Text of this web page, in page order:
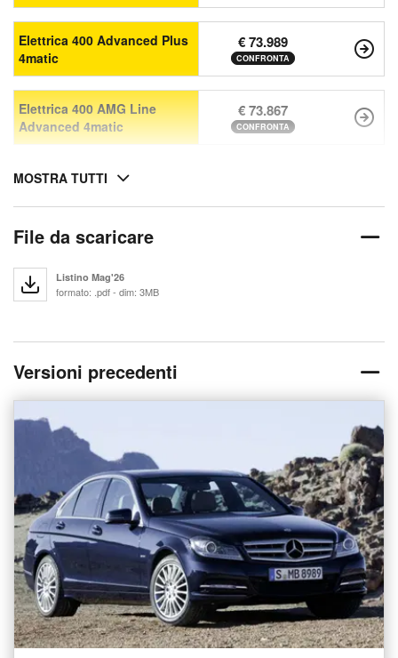
Elettrica 400 Advanced Plus
4matic
€ 73.989
CONFRONTA
Elettrica 400 AMG Line
Advanced 4matic
€ 73.867
CONFRONTA
MOSTRA TUTTI
File da scaricare
Listino Mag'26
formato: .pdf - dim: 3MB
Versioni precedenti